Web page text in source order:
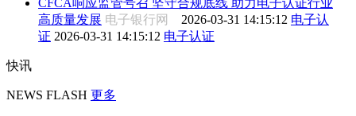
高质量发展 电子银行网 2026-03-31 14:15:12 电子认
证 2026-03-31 14:15:12 电子认证
快讯
NEWS FLASH 更多